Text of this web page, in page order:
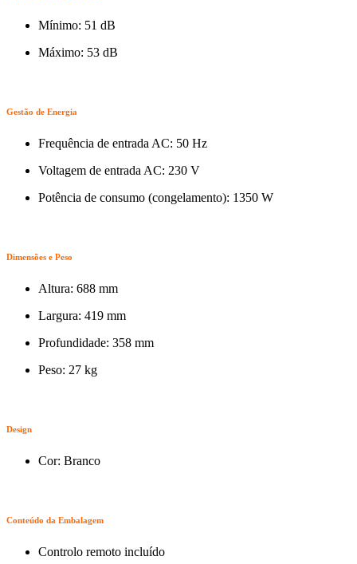
Mínimo: 51 dB
Máximo: 53 dB
Gestão de Energia
Frequência de entrada AC: 50 Hz
Voltagem de entrada AC: 230 V
Potência de consumo (congelamento): 1350 W
Dimensões e Peso
Altura: 688 mm
Largura: 419 mm
Profundidade: 358 mm
Peso: 27 kg
Design
Cor: Branco
Conteúdo da Embalagem
Controlo remoto incluído